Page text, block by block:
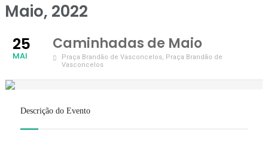
Maio, 2022
25
MAI
Caminhadas de Maio
Praça Brandão de Vasconcelos, Praça Brandão de
Vasconcelos
Descrição do Evento